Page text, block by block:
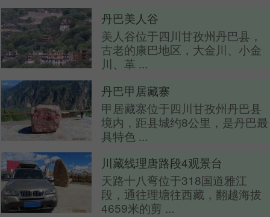
丹巴美人谷
美人谷位于四川甘孜州丹巴县，
古老的康巴地区，大金川、小金
川、革 ...
丹巴甲居藏寨
甲居藏寨位于四川甘孜州丹巴县
境内，距县城约8公里，是丹巴最
具特色 ...
川藏线理唐路段4观景台
天路十八弯位于318国道雅江
段，通往理塘往西藏，翻越海拔
4659米的剪 ...